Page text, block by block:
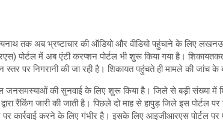
तक अब भ्रष्टाचार की ऑडियो और वीडियो पहुंचाने के लिए
पोर्टल में अब एंटी करप्शन पोर्टल भी शुरू किया गया है।
पर निगरानी की जा रही है। शिकायत पहुंचते ही मामले की जांच के
की सुनवाई के लिए शुरू किया है। जिले से बड़ी संख्या में
रैंकिंग जारी की जाती है। पिछले दो माह से हापुड़ जिले इस पोर्टल
कार्रवाई करने के लिए गंभीर है। इसके लिए आइजीआरएस पोर्टल पर